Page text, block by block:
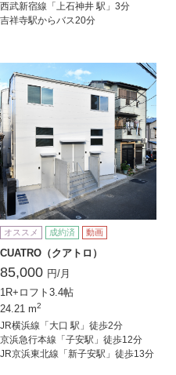
西武新宿線「上石神井 駅」3分
吉祥寺駅からバス20分
オススメ 成約済 動画
CUATRO（クアトロ）
85,000 円/月
1R+ロフト3.4帖
24.21 m2
JR横浜線「大口 駅」徒歩2分
京浜急行本線「子安駅」徒歩12分
JR京浜東北線「新子安駅」徒歩13分